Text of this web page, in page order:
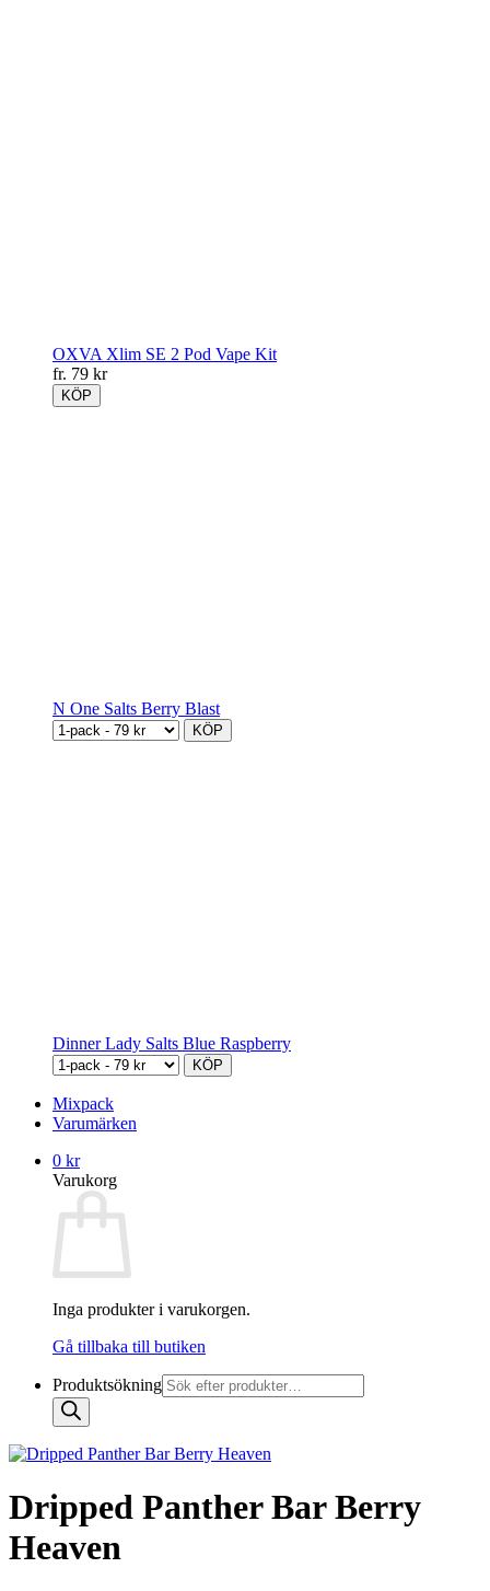
OXVA Xlim SE 2 Pod Vape Kit
fr. 79 kr
KÖP
N One Salts Berry Blast
KÖP
Dinner Lady Salts Blue Raspberry
KÖP
Mixpack
Varumärken
0 kr
Varukorg
Inga produkter i varukorgen.
Gå tillbaka till butiken
Produktsökning
Dripped Panther Bar Berry
Heaven